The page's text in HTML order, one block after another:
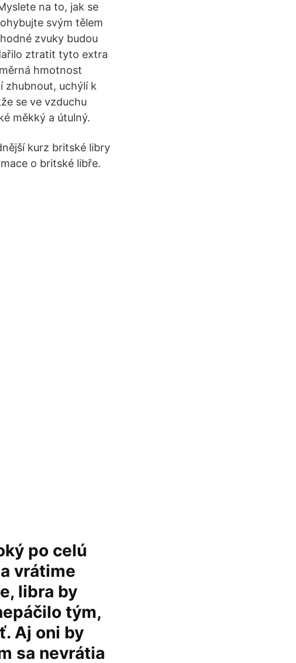
na to, jak se
svým tělem
zvuky budou
ztratit tyto extra
hmotnost
zhubnout, uchýlí k
se ve vzduchu
měkký a útulný.
kurz britské libry
o britské libře.
po celú
vrátime
libra by
tým,
Aj oni by
sa nevrátia